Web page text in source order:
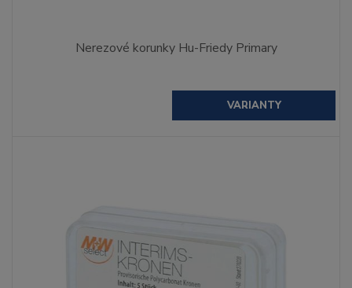
Nerezové korunky Hu-Friedy Primary
VARIANTY